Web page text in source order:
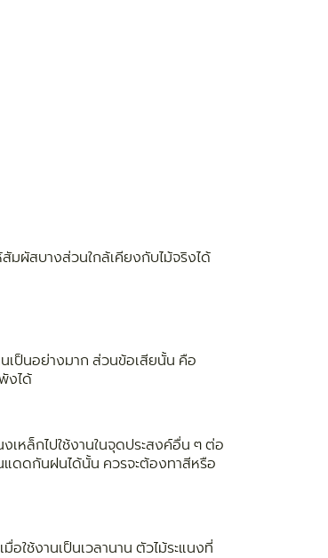
มผัสบางส่วนใกล้เคียงกับไม้จริงได้
เป็นอย่างมาก ส่วนข้อเสียนั้น คือ
งได้
เหล็กไปใช้งานในจุดประสงค์อื่น ๆ ต่อ
แดดกันฝนได้นั้น ควรจะต้องทาสีหรือ
ใช้งานเป็นเวลานาน ตัวไม้ระแนงที่